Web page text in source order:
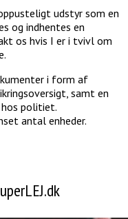
udstyr som en
og indhentes en
os hvis I er i tvivl om
i form af
samt en
politiet.
antal enheder.